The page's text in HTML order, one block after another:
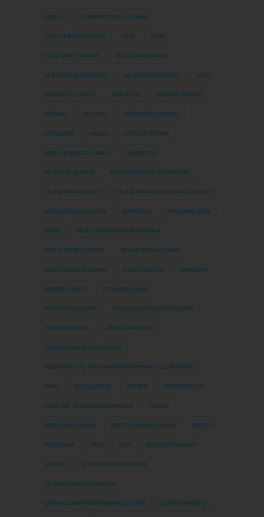
LDNU LES PRIVAT NGAJI QURAN
LILIK UMMI KALTSUM LINK LPDP
M QUSAIRY THAHA M. ALI RAMDHANI
M. EDI SUHARSONGKO M. ILHAM SUNJOYO M.AG
MAHMUD YUNUS MALAYSIA MASJID ISTIQLAL
MEDAN MELAYU MEMBACA QUR'AN
MEMBERS MESIR METODE TAFSIR
MOCH KHOIRUL ANAM MOROCCO
MOTIVASI QURAN MUHAMAD SOFI MUBAROK
MUHAMMAD ASAD MUHAMMAD BIN SYAMI SYAIBAH
MUKJIZAT AL-QUR'AN NASIONAL NASIONALISME
NEWS NGAJI PASARAN RAMADHAN
NGAJI TAFSIR ONLINE NIKAH BEDA AGAMA
NUR KHOLIK RIDWAN NURFADLIYATI PANDEMI
PASPOR GRATIS PCINU BELANDA
PEMIKIRAN ISLAM PENDIDIKAN KADER ULAMA
PENERBIT BUKU PENGHARGAAN
PERINGATAN MAULID NABI
PESANTREN AL-MUNAWWIR KRAPYAK YOGYAKARTA
PHBI PLURALISME POSTER PRESS RELEAS
PROF. DR. JAJANG A ROHMANA PROFIL
PROFIL MUFASSIR PROFIL SURAH QURAN PROFILE
PROGRAM PTIQ Q&A QURAISH SHIHAB
QURAN QURAN DAN EKONOMI
QURAN DAN KEUANGAN
QURAN DAN PENGEMBANGAN DIRI QURAN INDEKS